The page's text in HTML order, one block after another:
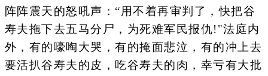
阵阵震天的怒吼声：“用不着再审判了，快把谷
寿夫拖下去五马分尸，为死难军民报仇!"法庭内
外，有的嚎啕大哭，有的掩面悲泣，有的冲上去
要活扒谷寿夫的皮，吃谷寿夫的肉，幸亏有大批